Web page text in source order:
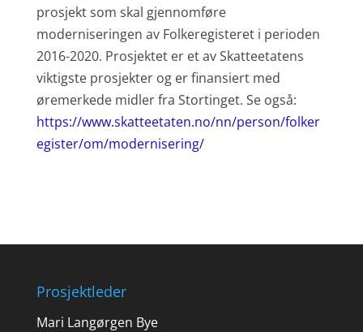
prosjekt som skal gjennomføre
moderniseringen av Folkeregisteret i perioden
2016-2020. Prosjektet er et av Skatteetatens
viktigste prosjekter og er finansiert med
øremerkede midler fra Stortinget. Se også:
https://www.skatteetaten.no/nn/person/folker
egister/om/modernisering/
Prosjektleder
Mari Langørgen Bye